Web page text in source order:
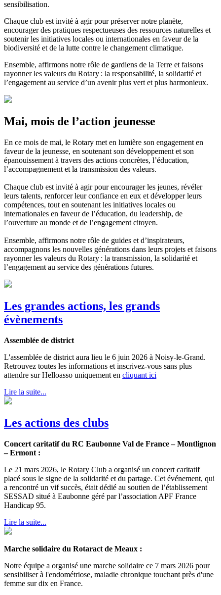
sensibilisation.
Chaque club est invité à agir pour préserver notre planète,
encourager des pratiques respectueuses des ressources naturelles et
soutenir les initiatives locales ou internationales en faveur de la
biodiversité et de la lutte contre le changement climatique.
Ensemble, affirmons notre rôle de gardiens de la Terre et faisons
rayonner les valeurs du Rotary : la responsabilité, la solidarité et
l’engagement au service d’un avenir plus vert et plus harmonieux.
Mai, mois de l’action jeunesse
En ce mois de mai, le Rotary met en lumière son engagement en
faveur de la jeunesse, en soutenant son développement et son
épanouissement à travers des actions concrètes, l’éducation,
l’accompagnement et la transmission des valeurs.
Chaque club est invité à agir pour encourager les jeunes, révéler
leurs talents, renforcer leur confiance en eux et développer leurs
compétences, tout en soutenant les initiatives locales ou
internationales en faveur de l’éducation, du leadership, de
l’ouverture au monde et de l’engagement citoyen.
Ensemble, affirmons notre rôle de guides et d’inspirateurs,
accompagnons les nouvelles générations dans leurs projets et faisons
rayonner les valeurs du Rotary : la transmission, la solidarité et
l’engagement au service des générations futures.
Les grandes actions, les grands
évènements
Assemblée de district
L'assemblée de district aura lieu le 6 juin 2026 à Noisy-le-Grand.
Retrouvez toutes les informations et inscrivez-vous sans plus
attendre sur Helloasso uniquement en cliquant ici
Lire la suite...
Les actions des clubs
Concert caritatif du RC Eaubonne Val de France – Montlignon
– Ermont :
Le 21 mars 2026, le Rotary Club a organisé un concert caritatif
placé sous le signe de la solidarité et du partage. Cet événement, qui
a rencontré un vif succès, était dédié au soutien de l’établissement
SESSAD situé à Eaubonne géré par l’association APF France
Handicap 95.
Lire la suite...
Marche solidaire du Rotaract de Meaux :
Notre équipe a organisé une marche solidaire ce 7 mars 2026 pour
sensibiliser à l'endométriose, maladie chronique touchant près d'une
femme sur dix en France.